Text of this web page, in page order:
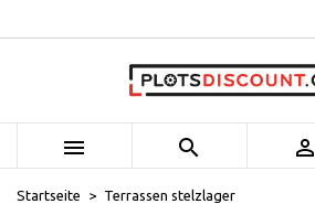
  
Startseite Terrassen stelzlager